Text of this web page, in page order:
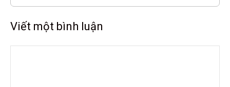
Viết một bình luận